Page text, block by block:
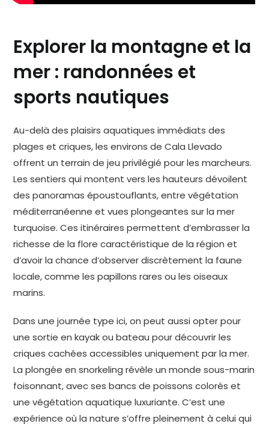
Explorer la montagne et la
mer : randonnées et
sports nautiques
Au-delà des plaisirs aquatiques immédiats des
plages et criques, les environs de Cala Llevado
offrent un terrain de jeu privilégié pour les marcheurs.
Les sentiers qui montent vers les hauteurs dévoilent
des panoramas époustouflants, entre végétation
méditerranéenne et vues plongeantes sur la mer
turquoise. Ces itinéraires permettent d’embrasser la
richesse de la flore caractéristique de la région et
d’avoir la chance d’observer discrètement la faune
locale, comme les papillons rares ou les oiseaux
marins.
Dans une journée type ici, on peut aussi opter pour
une sortie en kayak ou bateau pour découvrir les
criques cachées accessibles uniquement par la mer.
La plongée en snorkeling révèle un monde sous-marin
foisonnant, avec ses bancs de poissons colorés et
une végétation aquatique luxuriante. C’est une
expérience où la nature s’offre pleinement à celui qui